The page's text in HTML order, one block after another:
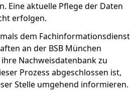
Eine aktuelle Pflege der Daten
erfolgen.
dem Fachinformationsdienst
an der BSB München
Nachweisdatenbank zu
Prozess abgeschlossen ist,
Stelle umgehend informieren.